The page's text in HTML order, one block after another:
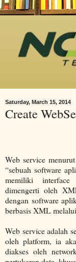
Saturday, March 15, 2014
Create
Web service
“sebuah software
memiliki
dimengerti oleh
dengan software
berbasis XML
Web service adalah
oleh platform, ia
diakses oleh